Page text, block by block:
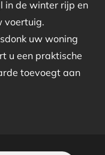
in de winter rijp en
voertuig.
uw woning
u een praktische
toevoegt aan